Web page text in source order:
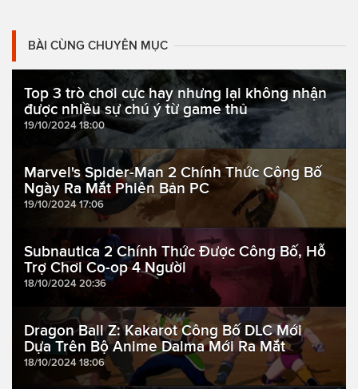
BÀI CÙNG CHUYÊN MỤC
Top 3 trò chơi cực hay nhưng lại không nhận
được nhiều sự chú ý từ game thủ
19/10/2024 18:00
Marvel's Spider-Man 2 Chính Thức Công Bố
Ngày Ra Mắt Phiên Bản PC
19/10/2024 17:06
Subnautica 2 Chính Thức Được Công Bố, Hỗ
Trợ Chơi Co-op 4 Người
18/10/2024 20:36
Dragon Ball Z: Kakarot Công Bố DLC Mới
Dựa Trên Bộ Anime Daima Mới Ra Mắt
18/10/2024 18:06